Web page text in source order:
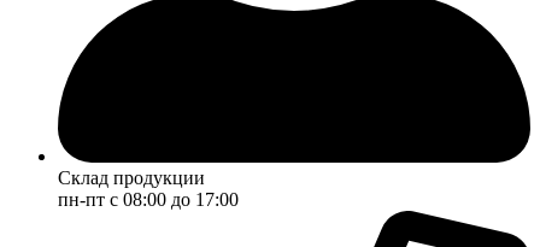
Склад продукции
пн-пт с 08:00 до 17:00